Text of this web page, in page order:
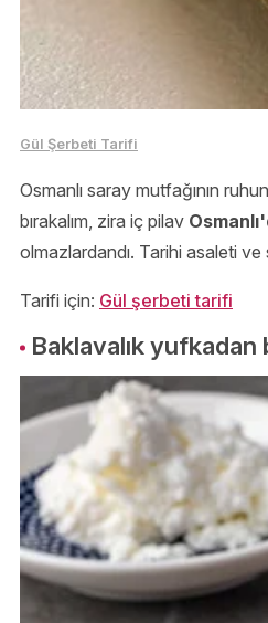
Gül Şerbeti Tarifi
Osmanlı saray mutfağının
bırakalım, zira iç pilav
olmazlardandı. Tarihi asaleti
Tarifi için: Gül şerbeti tarifi
Baklavalık